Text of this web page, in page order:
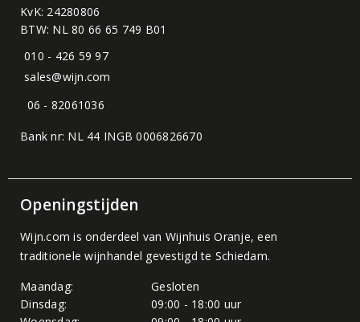
KvK: 24280806
BTW: NL 80 66 65 749 B01
010 - 426 59 97
sales@wijn.com
06 - 82061036
Bank nr: NL 44 INGB 0006826670
Openingstijden
Wijn.com is onderdeel van Wijnhuis Oranje, een
traditionele wijnhandel gevestigd te Schiedam.
Maandag:
Gesloten
Dinsdag:
09:00 - 18:00 uur